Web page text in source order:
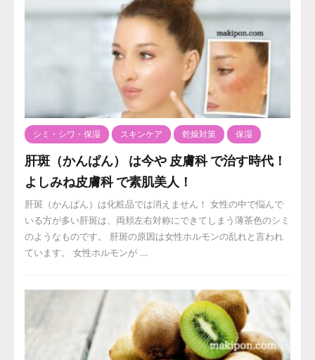
シミ・シワ・保湿 スキンケア 乾燥対策 保湿
肝斑（かんぱん） は今や 皮膚科 で治す時代！
よしみね皮膚科 で素肌美人！
肝斑（かんぱん）は化粧品では消えません！ 女性の中で悩んで
いる方が多い肝斑は、両頬左右対称にできてしまう薄茶色のシミ
のようなものです。 肝斑の原因は女性ホルモンの乱れと言われ
ています。 女性ホルモンが ...